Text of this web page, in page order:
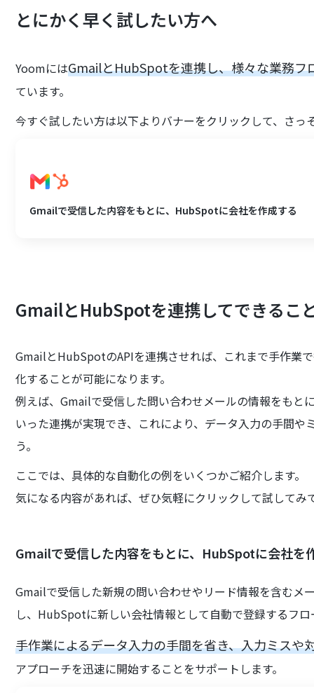
とにかく早く試したい方へ
YoomにはGmailとHubSpotを連携し、様々な業務フ
ています。
今すぐ試したい方は以下よりバナーをクリックして、さっ
Gmailで受信した内容をもとに、HubSpotに会社を作成する
GmailとHubSpotを連携してできるこ
GmailとHubSpotのAPIを連携させれば、これまで手作業
化することが可能になります。
例えば、Gmailで受信した問い合わせメールの情報をも
いった連携が実現でき、これにより、データ入力の手間
う。
ここでは、具体的な自動化の例をいくつかご紹介します。
気になる内容があれば、ぜひ気軽にクリックして試してみ
Gmailで受信した内容をもとに、HubSpotに会社を
Gmailで受信した新規の問い合わせやリード情報を含むメ
し、HubSpotに新しい会社情報として自動で登録するフロ
手作業によるデータ入力の手間を省き、入力ミスや
アプローチを迅速に開始することをサポートします。